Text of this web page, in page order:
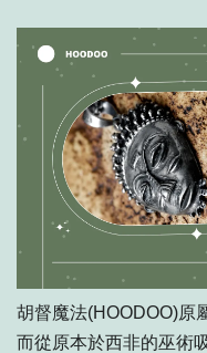
胡督魔法(HOODOO)原
而從原本於西非的巫術